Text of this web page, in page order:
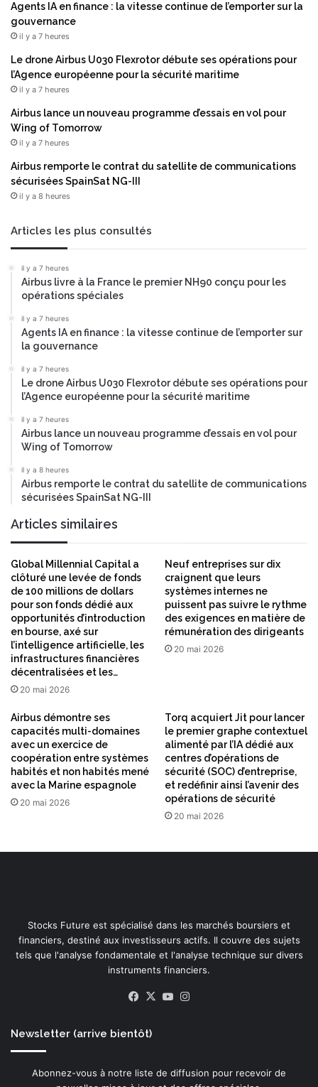
Agents IA en finance : la vitesse continue de l’emporter sur la
gouvernance
il y a 7 heures
Le drone Airbus U030 Flexrotor débute ses opérations pour
l’Agence européenne pour la sécurité maritime
il y a 7 heures
Airbus lance un nouveau programme d’essais en vol pour
Wing of Tomorrow
il y a 7 heures
Airbus remporte le contrat du satellite de communications
sécurisées SpainSat NG-III
il y a 8 heures
Articles les plus consultés
il y a 7 heures
Airbus livre à la France le premier NH90 conçu pour les
opérations spéciales
il y a 7 heures
Agents IA en finance : la vitesse continue de l’emporter sur
la gouvernance
il y a 7 heures
Le drone Airbus U030 Flexrotor débute ses opérations pour
l’Agence européenne pour la sécurité maritime
il y a 7 heures
Airbus lance un nouveau programme d’essais en vol pour
Wing of Tomorrow
il y a 8 heures
Airbus remporte le contrat du satellite de communications
sécurisées SpainSat NG-III
Articles similaires
Global Millennial Capital a
clôturé une levée de fonds
de 100 millions de dollars
pour son fonds dédié aux
opportunités d’introduction
en bourse, axé sur
l’intelligence artificielle, les
infrastructures financières
décentralisées et les…
20 mai 2026
Neuf entreprises sur dix
craignent que leurs
systèmes internes ne
puissent pas suivre le rythme
des exigences en matière de
rémunération des dirigeants
20 mai 2026
Airbus démontre ses
capacités multi-domaines
avec un exercice de
coopération entre systèmes
habités et non habités mené
avec la Marine espagnole
20 mai 2026
Torq acquiert Jit pour lancer
le premier graphe contextuel
alimenté par l’IA dédié aux
centres d’opérations de
sécurité (SOC) d’entreprise,
et redéfinir ainsi l’avenir des
opérations de sécurité
20 mai 2026
Stocks Future est spécialisé dans les marchés boursiers et
financiers, destiné aux investisseurs actifs. Il couvre des sujets
tels que l'analyse fondamentale et l'analyse technique sur divers
instruments financiers.
Facebook
X YouTube
Newsletter (arrive bientôt)
Abonnez-vous à notre liste de diffusion pour recevoir de